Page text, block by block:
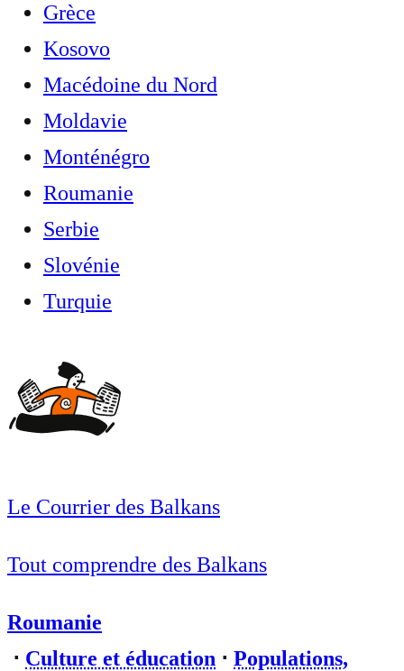
Grèce
Kosovo
Macédoine du Nord
Moldavie
Monténégro
Roumanie
Serbie
Slovénie
Turquie
Le Courrier des Balkans
Tout comprendre des Balkans
Roumanie
⋅ Culture et éducation ⋅ Populations,